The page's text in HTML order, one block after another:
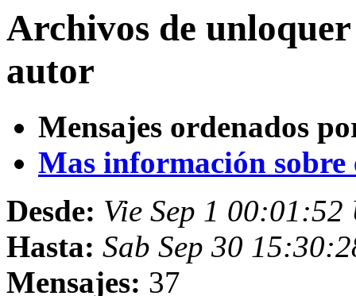
Archivos de
autor
Mensajes ordenados
Mas información sobre
Desde: Vie Sep 1 00:01:52
Hasta: Sab Sep 30
Mensajes: 37